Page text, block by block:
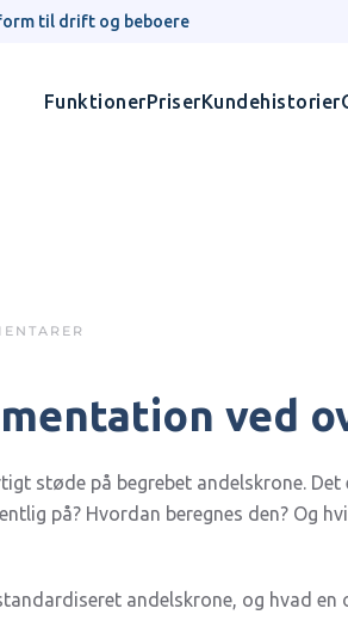
FunktionerPriserKundehistorier
til drift og beboere
ved
støde på begrebet andelskrone.
på? Hvordan beregnes den? Og
andelskrone, og hvad